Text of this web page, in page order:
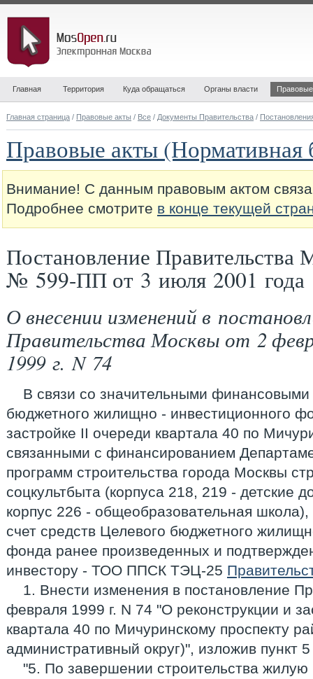
Главная Территория Куда обращаться Органы власти
Главная страница / Правовые акты / Все / Документы Правительства /
Правовые акты (Нормативная
Внимание! С данным правовым актом
Подробнее смотрите в конце текущей
Постановление Правительства
№ 599-ПП от 3 июля 2001 года
О внесении изменений в
Правительства Москвы от 2
1999 г. N 74
В связи со значительными
бюджетного жилищно - инвестиционного
застройке II очереди квартала 40 по
связанными с финансированием
программ строительства города Москвы
соцкультбыта (корпуса 218, 219 - детские
корпус 226 - общеобразовательная
счет средств Целевого бюджетного
фонда ранее произведенных и
инвестору - ТОО ППСК ТЭЦ-25
1. Внести изменения в постановление
февраля 1999 г. N 74 "О реконструкции и
квартала 40 по Мичуринскому проспекту
административный округ)", изложив пункт
"5. По завершении строительства